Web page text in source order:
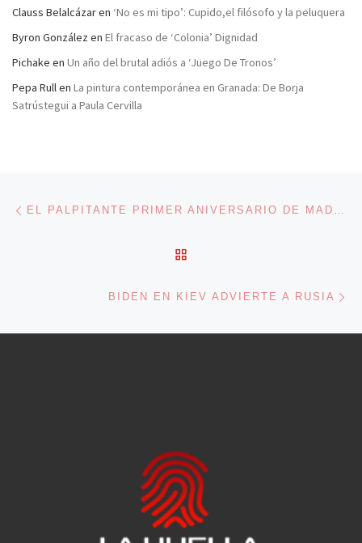
Clauss Belalcázaren ‘No es mi tipo’: Cupido,el filósofo y la peluquera
Byron González en El fracaso de ‘Colonia’ Dignidad
Pichake en Un año del brutal adiós a ‘Juego De Tronos’
Pepa Rullen La pintura contemporánea en Granada: De Borja
Satrústegui a Paula Cervilla
Navegación de entradas EL PALPITANTE PRIMER ANIVERSARIO DE MADURO
BIDEN EN KIEV ADVIERTE A RUSIA